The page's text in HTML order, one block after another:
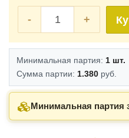
- +
Минимальная партия: 1 шт.
Сумма партии: 1.380 руб.
Минимальная партия